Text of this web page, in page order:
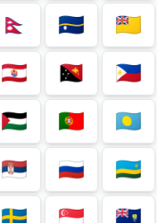
🇳🇵 🇳🇷
🇳🇺
🇵🇫 🇵🇬
🇵🇭
🇵🇸 🇵🇹
🇵🇼
🇷🇸 🇷🇺
🇷🇼
🇸🇪 🇸🇬
🇸🇭